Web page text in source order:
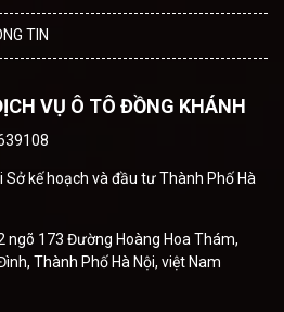
TIN
VỤ Ô TÔ ĐỒNG KHÁNH
kế hoạch và đầu tư Thành Phố Hà
ngõ 173 Đường Hoàng Hoa Thám,
Thành Phố Hà Nội, việt Nam